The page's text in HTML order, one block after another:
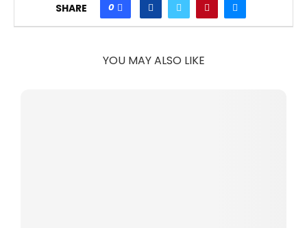
SHARE 0
YOU MAY ALSO LIKE